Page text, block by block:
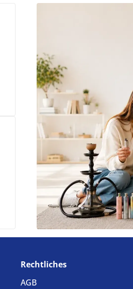
Rechtliches
AGB